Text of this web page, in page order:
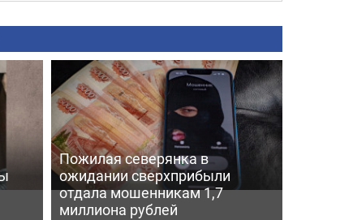
Пожилая северянка в
ожидании сверхприбыли
отдала мошенникам 1,7
миллиона рублей